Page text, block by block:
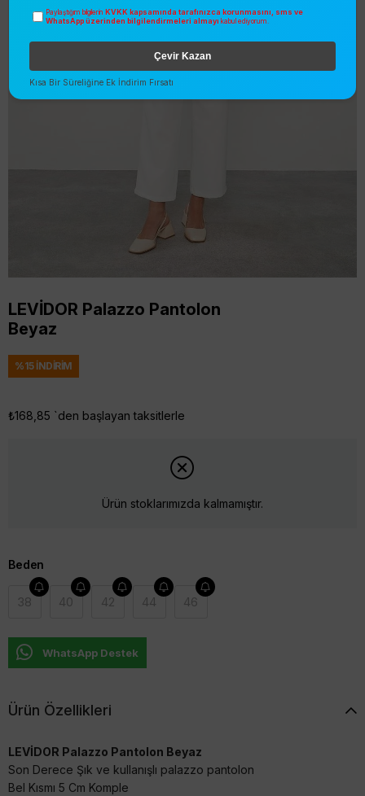
LEVİDOR Palazzo Pantolon
Beyaz
%15İNDIRIM
₺168,85 `den başlayan taksitlerle
Ürün stoklarımızda kalmamıştır.
Beden
38 40 42 44 46
WhatsApp Destek
Ürün Özellikleri
LEVİDOR Palazzo Pantolon Beyaz
Son Derece Şık ve kullanışlı palazzo pantolon
Bel Kısmı 5 Cm Komple
Paylaştığım bilgilerin KVKK kapsamında tarafınızca korunmasını, sms ve
WhatsApp üzerinden bilgilendirmeleri almayı kabul ediyorum.
Çevir Kazan
Kısa Bir Süreliğine Ek İndirim Fırsatı